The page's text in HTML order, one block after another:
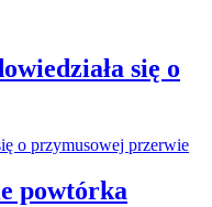
się o
powtórka